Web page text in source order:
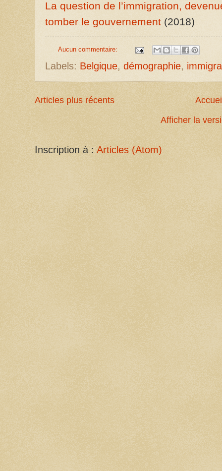
La question de l’immigration,
tomber le gouvernement (2018)
Aucun commentaire:
Labels: Belgique, démographie,
Articles plus récents
Afficher la
Inscription à : Articles (Atom)